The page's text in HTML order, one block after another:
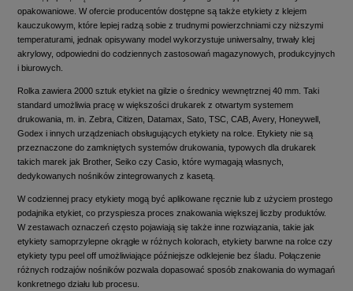
opakowaniowe. W ofercie producentów dostępne są także etykiety z klejem
kauczukowym, które lepiej radzą sobie z trudnymi powierzchniami czy niższymi
temperaturami, jednak opisywany model wykorzystuje uniwersalny, trwały klej
akrylowy, odpowiedni do codziennych zastosowań magazynowych, produkcyjnych
i biurowych.
Rolka zawiera 2000 sztuk etykiet na gilzie o średnicy wewnętrznej 40 mm. Taki
standard umożliwia pracę w większości drukarek z otwartym systemem
drukowania, m. in. Zebra, Citizen, Datamax, Sato, TSC, CAB, Avery, Honeywell,
Godex i innych urządzeniach obsługujących etykiety na rolce. Etykiety nie są
przeznaczone do zamkniętych systemów drukowania, typowych dla drukarek
takich marek jak Brother, Seiko czy Casio, które wymagają własnych,
dedykowanych nośników zintegrowanych z kasetą.
W codziennej pracy etykiety mogą być aplikowane ręcznie lub z użyciem prostego
podajnika etykiet, co przyspiesza proces znakowania większej liczby produktów.
W zestawach oznaczeń często pojawiają się także inne rozwiązania, takie jak
etykiety samoprzylepne okrągłe w różnych kolorach, etykiety barwne na rolce czy
etykiety typu peel off umożliwiające późniejsze odklejenie bez śladu. Połączenie
różnych rodzajów nośników pozwala dopasować sposób znakowania do wymagań
konkretnego działu lub procesu.